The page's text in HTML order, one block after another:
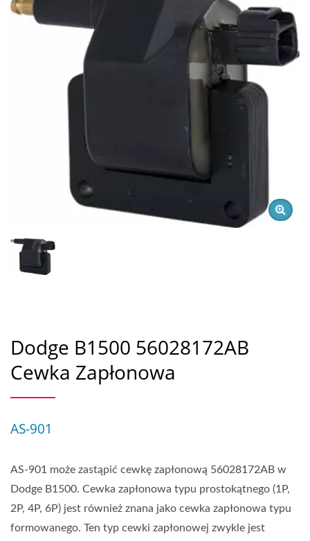
Dodge B1500 56028172AB
Cewka Zapłonowa
AS-901
AS-901 może zastąpić cewkę zapłonową 56028172AB w
Dodge B1500. Cewka zapłonowa typu prostokątnego (1P,
2P, 4P, 6P) jest również znana jako cewka zapłonowa typu
formowanego. Ten typ cewki zapłonowej zwykle jest